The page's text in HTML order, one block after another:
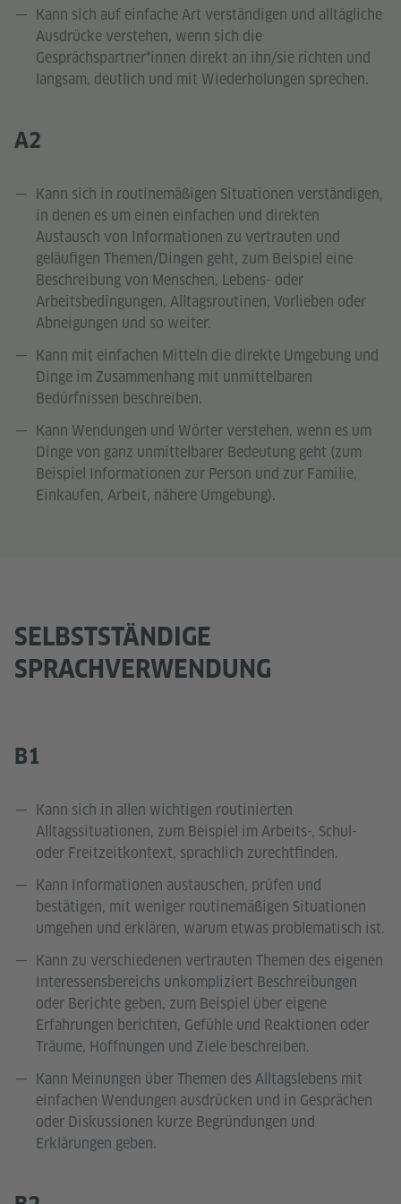
Kann sich auf einfache Art verständigen und alltägliche
Ausdrücke verstehen, wenn sich die
Gesprächspartner*innen direkt an ihn/sie richten und
langsam, deutlich und mit Wiederholungen sprechen.
A2
Kann sich in routinemäßigen Situationen verständigen,
in denen es um einen einfachen und direkten
Austausch von Informationen zu vertrauten und
geläufigen Themen/Dingen geht, zum Beispiel eine
Beschreibung von Menschen, Lebens- oder
Arbeitsbedingungen, Alltagsroutinen, Vorlieben oder
Abneigungen und so weiter.
Kann mit einfachen Mitteln die direkte Umgebung und
Dinge im Zusammenhang mit unmittelbaren
Bedürfnissen beschreiben.
Kann Wendungen und Wörter verstehen, wenn es um
Dinge von ganz unmittelbarer Bedeutung geht (zum
Beispiel Informationen zur Person und zur Familie,
Einkaufen, Arbeit, nähere Umgebung).
SELBSTSTÄNDIGE
SPRACHVERWENDUNG
B1
Kann sich in allen wichtigen routinierten
Alltagssituationen, zum Beispiel im Arbeits-, Schul-
oder Freitzeitkontext, sprachlich zurechtfinden.
Kann Informationen austauschen, prüfen und
bestätigen, mit weniger routinemäßigen Situationen
umgehen und erklären, warum etwas problematisch ist.
Kann zu verschiedenen vertrauten Themen des eigenen
Interessensbereichs unkompliziert Beschreibungen
oder Berichte geben, zum Beispiel über eigene
Erfahrungen berichten, Gefühle und Reaktionen oder
Träume, Hoffnungen und Ziele beschreiben.
Kann Meinungen über Themen des Alltagslebens mit
einfachen Wendungen ausdrücken und in Gesprächen
oder Diskussionen kurze Begründungen und
Erklärungen geben.